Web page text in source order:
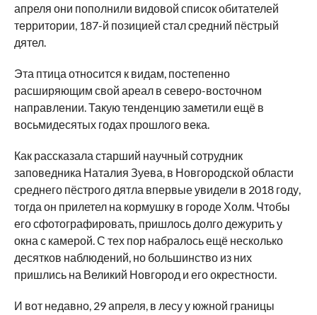
апреля они пополнили видовой список обитателей
территории, 187-й позицией стал средний пёстрый
дятел.
Эта птица относится к видам, постепенно
расширяющим свой ареал в северо-восточном
направлении. Такую тенденцию заметили ещё в
восьмидесятых годах прошлого века.
Как рассказала старший научный сотрудник
заповедника Наталия Зуева, в Новгородской области
среднего пёстрого дятла впервые увидели в 2018 году,
тогда он прилетел на кормушку в городе Холм. Чтобы
его сфотографировать, пришлось долго дежурить у
окна с камерой. С тех пор набралось ещё несколько
десятков наблюдений, но большинство из них
пришлись на Великий Новгород и его окрестности.
И вот недавно, 29 апреля, в лесу у южной границы